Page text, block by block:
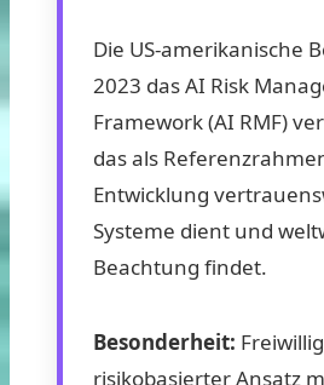
Die US-amerikanische
2023 das AI Risk
Framework (AI RMF)
das als
Entwicklung
Systeme dient und
Beachtung findet.
Besonderheit:
risikobasierter Ansatz